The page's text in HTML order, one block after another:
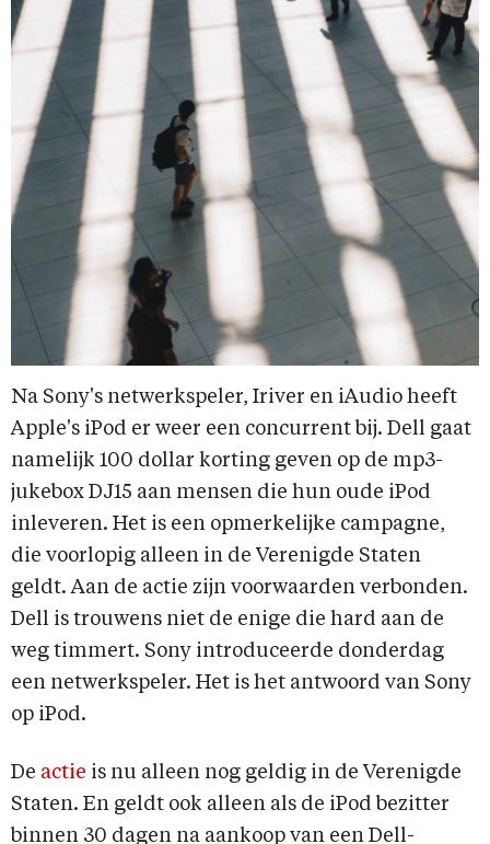
Na Sony's netwerkspeler, Iriver en iAudio heeft
Apple's iPod er weer een concurrent bij. Dell gaat
namelijk 100 dollar korting geven op de mp3-
jukebox DJ15 aan mensen die hun oude iPod
inleveren. Het is een opmerkelijke campagne,
die voorlopig alleen in de Verenigde Staten
geldt. Aan de actie zijn voorwaarden verbonden.
Dell is trouwens niet de enige die hard aan de
weg timmert. Sony introduceerde donderdag
een netwerkspeler. Het is het antwoord van Sony
op iPod.
De actie is nu alleen nog geldig in de Verenigde
Staten. En geldt ook alleen als de iPod bezitter
binnen 30 dagen na aankoop van een Dell-